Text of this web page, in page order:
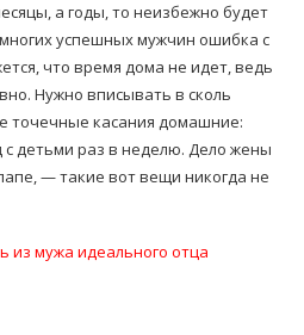
а годы, то неизбежно будет
успешных мужчин ошибка с
что время дома не идет, ведь
Нужно вписывать в сколь
точечные касания домашние:
детьми раз в неделю. Дело жены
— такие вот вещи никогда не
из мужа идеального отца